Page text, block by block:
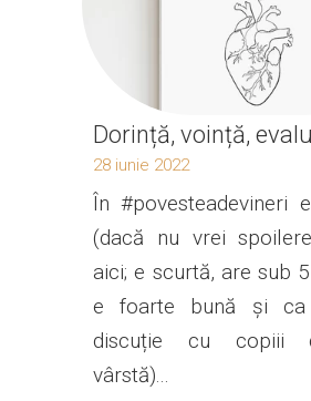
Dorință, voință,
28 iunie 2022
În #povesteadevineri
(dacă nu vrei
aici; e scurtă, are sub
e foarte bună și ca
discuție cu copiii
vârstă)...